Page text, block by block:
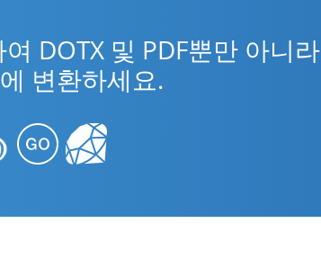
DOTX 및 PDF뿐만 아니라
변환하세요.